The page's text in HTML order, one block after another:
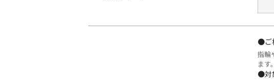
●ご
指輪
ます。
●対